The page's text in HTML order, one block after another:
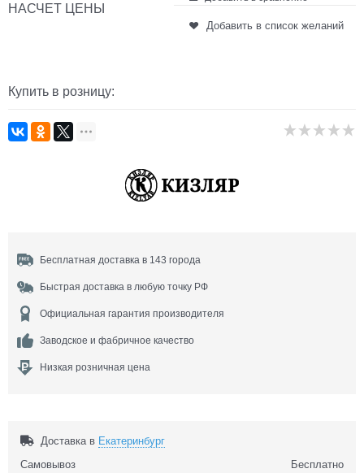
НАСЧЕТ ЦЕНЫ
Добавить в список желаний
Купить в розницу:
Бесплатная доставка в 143 города
Быстрая доставка в любую точку РФ
Официальная гарантия производителя
Заводское и фабричное качество
Низкая розничная цена
Доставка в Екатеринбург
Самовывоз
Бесплатно